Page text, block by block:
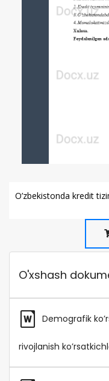
O’zbekistonda kredit
O'xshash
Demografik
rivojlanish